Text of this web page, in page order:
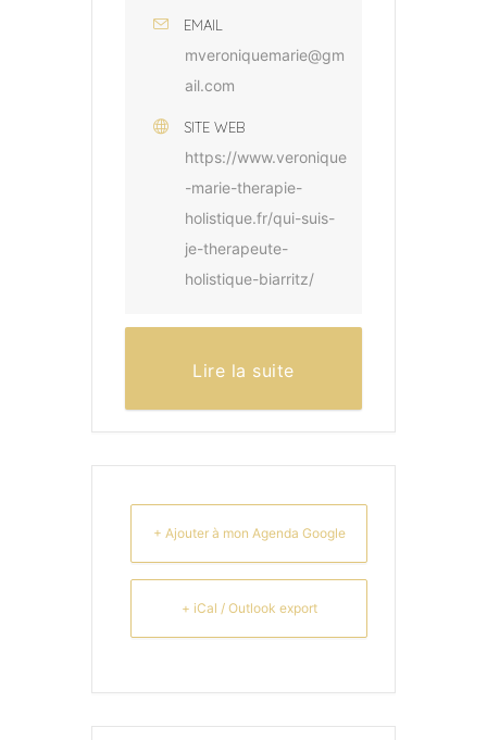
EMAIL
mveroniquemarie@gm
ail.com
SITE WEB
https://www.veronique
-marie-therapie-
holistique.fr/qui-suis-
je-therapeute-
holistique-biarritz/
Lire la suite
+ Ajouter à mon Agenda Google
+ iCal / Outlook export